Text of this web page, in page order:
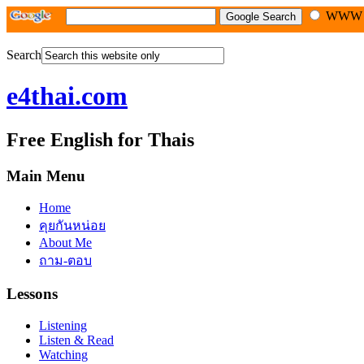
WWW
Search
e4thai.com
Free English for Thais
Main Menu
Home
คุยกันหน่อย
About Me
ถาม-ตอบ
Lessons
Listening
Listen & Read
Watching